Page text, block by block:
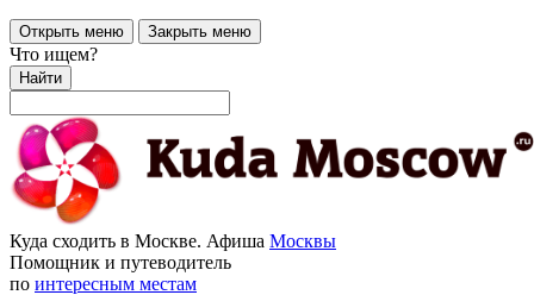
Открыть меню Закрыть меню
Что ищем?
Найти
Куда сходить в Москве. Афиша Москвы
Помощник и путеводитель
по интересным местам